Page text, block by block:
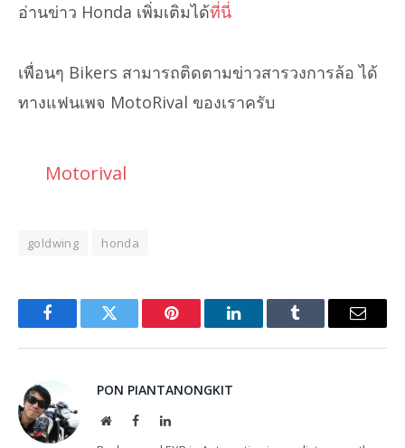
อ่านข่าว Honda เพิ่มเติมได้ที่นี่
เพื่อนๆ Bikers สามารถติดตามข่าวสารวงการล้อ ได้
ทางแฟนเพจ MotoRival ของเราครับ
Motorival
goldwing honda
FacebookTwitter Pinterest LinkedInTumblr Email
PON PIANTANONGKIT
WebsiteFacebookLinkedIn